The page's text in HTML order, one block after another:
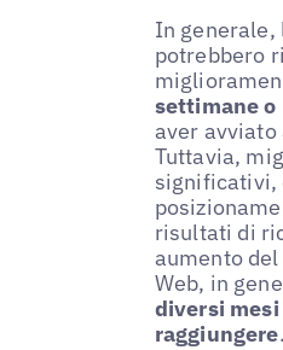
In generale,
potrebbero
settimane o
aver avviato
Tuttavia,
significativi,
risultati di
aumento
Web, in
diversi
raggiungere.